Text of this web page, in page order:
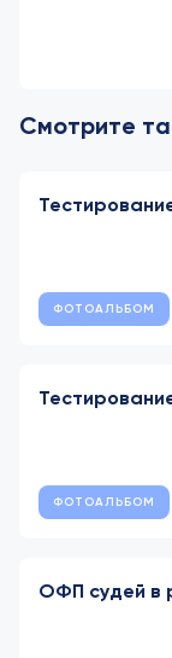
Смотрите
ФОТОАЛЬБОМ
ФОТОАЛЬБОМ
ОФП судей в